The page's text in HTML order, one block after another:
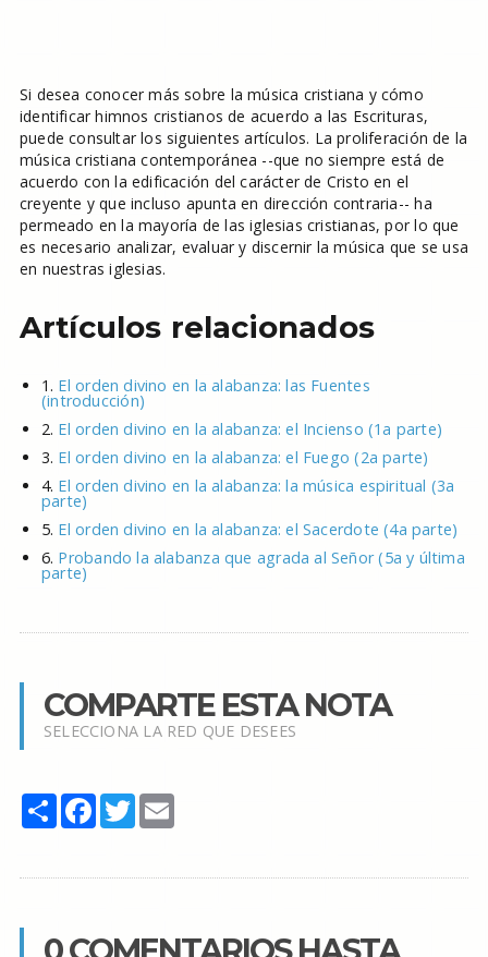
Si desea conocer más sobre la música cristiana y cómo
identificar himnos cristianos de acuerdo a las Escrituras,
puede consultar los siguientes artículos. La proliferación de la
música cristiana contemporánea --que no siempre está de
acuerdo con la edificación del carácter de Cristo en el
creyente y que incluso apunta en dirección contraria-- ha
permeado en la mayoría de las iglesias cristianas, por lo que
es necesario analizar, evaluar y discernir la música que se usa
en nuestras iglesias.
Artículos relacionados
1. El orden divino en la alabanza: las Fuentes
(introducción)
2. El orden divino en la alabanza: el Incienso (1a parte)
3. El orden divino en la alabanza: el Fuego (2a parte)
4. El orden divino en la alabanza: la música espiritual (3a
parte)
5. El orden divino en la alabanza: el Sacerdote (4a parte)
6. Probando la alabanza que agrada al Señor (5a y última
parte)
COMPARTE ESTA NOTA
SELECCIONA LA RED QUE DESEES
Share Facebook
TwitterEmail